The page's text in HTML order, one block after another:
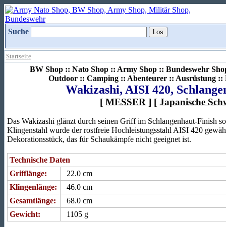
Suche
Startseite
BW Shop :: Nato Shop :: Army Shop :: Bundeswehr
Outdoor :: Camping :: Abenteurer :: Ausrüstung ::
Wakizashi, AISI 420,
[MESSER ] [Japanische
Das Wakizashi glänzt durch seinen Griff im Schlangenhaut-Finish
Klingenstahl wurde der rostfreie Hochleistungsstahl AISI 420
Dekorationsstück, das für Schaukämpfe nicht geeignet ist.
Technische Daten
Grifflänge:
22.0 cm
Klingenlänge:
46.0 cm
Gesamtlänge:
68.0 cm
Gewicht:
1105 g